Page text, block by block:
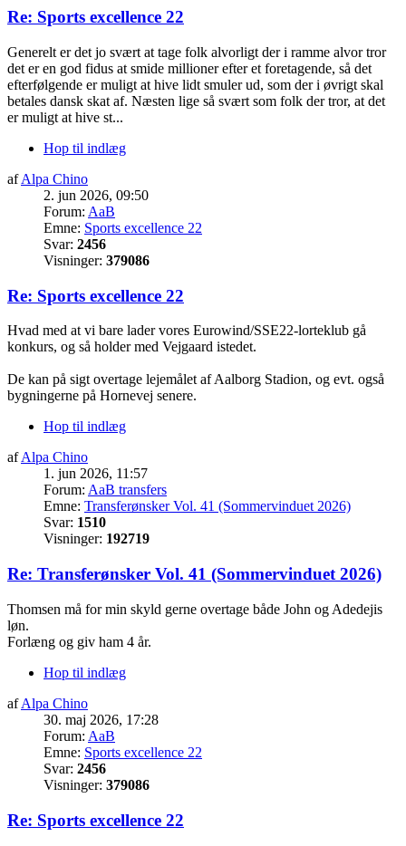
Re: Sports excellence 22
Generelt er det jo svært at tage folk alvorligt der i ramme alvor tror
det er en god fidus at smide millioner efter et foretagende, så det
efterfølgende er muligt at hive lidt smuler ud, som der i øvrigt skal
betales dansk skat af. Næsten lige så svært som folk der tror, at det
er muligt at hive st...
Hop til indlæg
afAlpa Chino
2. jun 2026, 09:50
Forum: AaB
Emne: Sports excellence 22
Svar: 2456
Visninger: 379086
Re: Sports excellence 22
Hvad med at vi bare lader vores Eurowind/SSE22-lorteklub gå
konkurs, og så holder med Vejgaard istedet.
De kan på sigt overtage lejemålet af Aalborg Stadion, og evt. også
bygningerne på Hornevej senere.
Hop til indlæg
afAlpa Chino
1. jun 2026, 11:57
Forum: AaB transfers
Emne: Transferønsker Vol. 41 (Sommervinduet 2026)
Svar: 1510
Visninger: 192719
Re: Transferønsker Vol. 41 (Sommervinduet 2026)
Thomsen må for min skyld gerne overtage både John og Adedejis
løn.
Forlæng og giv ham 4 år.
Hop til indlæg
afAlpa Chino
30. maj 2026, 17:28
Forum: AaB
Emne: Sports excellence 22
Svar: 2456
Visninger: 379086
Re: Sports excellence 22